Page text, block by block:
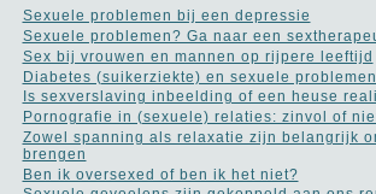
Sexuele problemen bij een depressie
Sexuele problemen? Ga naar een
Sex bij vrouwen en mannen op rijpere leeftijd
Diabetes (suikerziekte) en sexuele
Is sexverslaving inbeelding of een heuse
Pornografie in (sexuele) relaties: zinvol of
Zowel spanning als relaxatie zijn belangrijk
brengen
Ben ik oversexed of ben ik het niet?